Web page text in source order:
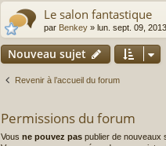
Le salon fantastique
par Benkey » lun. sept. 09,
Nouveau sujet
Revenir à l’accueil du forum
Permissions du forum
Vous ne pouvez pas publier de nouveaux